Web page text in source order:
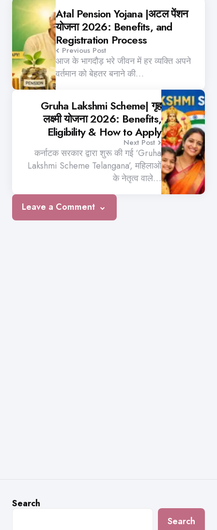
navigationAtal Pension Yojana |अटल पेंशन
योजना 2026: Benefits, and
Registration Process
Previous Post
आज के भागदौड़ भरे जीवन में हर व्यक्ति अपने
वर्तमान को बेहतर बनाने की…
Gruha Lakshmi Scheme| गृह
लक्ष्मी योजना 2026: Benefits,
Eligibility & How to Apply
Next Post
कर्नाटक सरकार द्वारा शुरू की गई ‘Gruha
Lakshmi Scheme Telangana’, महिलाओं
के नेतृत्व वाले…
Leave a Comment
Search
Search